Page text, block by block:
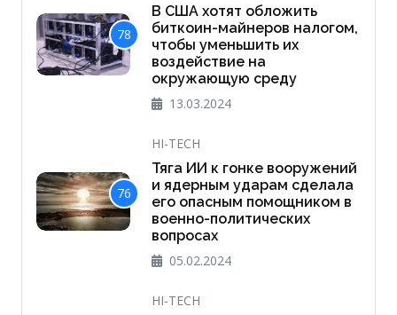
78
В США хотят обложить
биткоин-майнеров налогом,
чтобы уменьшить их
воздействие на
окружающую среду
13.03.2024
76
HI-TECH
Тяга ИИ к гонке вооружений
и ядерным ударам сделала
его опасным помощником в
военно-политических
вопросах
05.02.2024
HI-TECH